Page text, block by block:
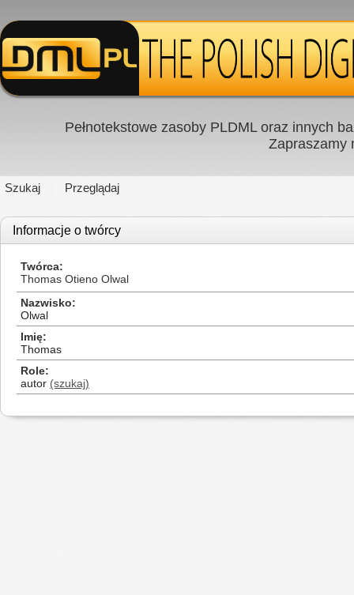
Pełnotekstowe zasoby PLDML oraz innych
Zapraszamy
Szukaj Przeglądaj
Informacje o twórcy
Twórca
Thomas Otieno Olwal
Nazwisko
Olwal
Imię
Thomas
Role
autor (szukaj)